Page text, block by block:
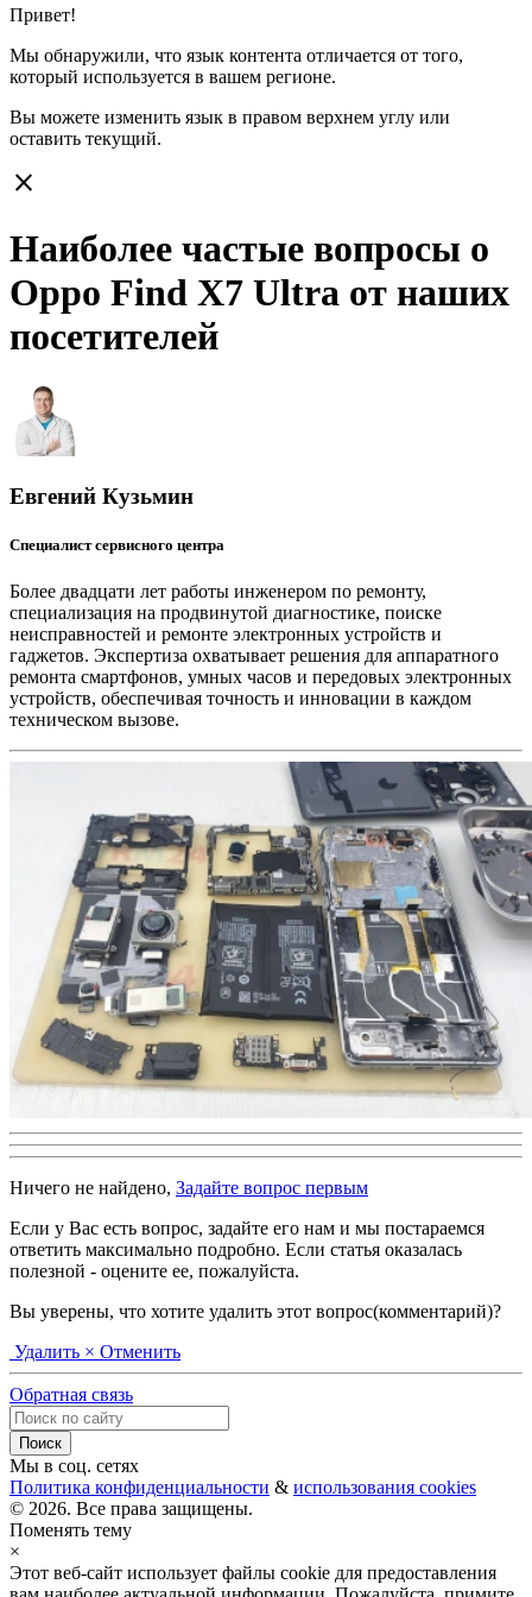
Привет!
Мы обнаружили, что язык контента отличается от того,
который используется в вашем регионе.
Вы можете изменить язык в правом верхнем углу или
оставить текущий.
close
Наиболее частые вопросы о
Oppo Find X7 Ultra от наших
посетителей
Евгений Кузьмин
Специалист сервисного центра
Более двадцати лет работы инженером по ремонту,
специализация на продвинутой диагностике, поиске
неисправностей и ремонте электронных устройств и
гаджетов. Экспертиза охватывает решения для аппаратного
ремонта смартфонов, умных часов и передовых электронных
устройств, обеспечивая точность и инновации в каждом
техническом вызове.
Ничего не найдено, Задайте вопрос первым
Если у Вас есть вопрос, задайте его нам и мы постараемся
ответить максимально подробно. Если статья оказалась
полезной - оцените ее, пожалуйста.
Вы уверены, что хотите удалить этот вопрос(комментарий)?
Удалить × Отменить
Обратная связь
Мы в соц. сетях
Политика конфиденциальности & использования cookies
© 2026. Все права защищены.
Поменять тему
×
Этот веб-сайт использует файлы cookie для предоставления